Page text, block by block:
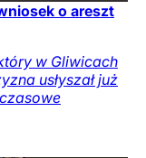
o areszt
w Gliwicach
usłyszał już